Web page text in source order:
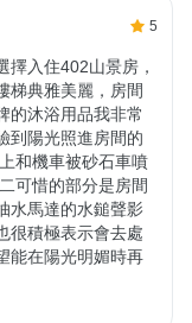
5
擇入住402山景房，
梯典雅美麗，房間
的沐浴用品我非常
到陽光照進房間的
和機車被砂石車噴
可惜的部分是房間
水馬達的水鎚聲影
很積極表示會去處
能在陽光明媚時再